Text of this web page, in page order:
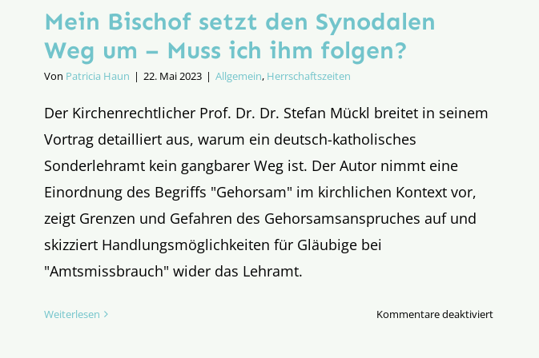
Mein Bischof setzt den Synodalen
Weg um – Muss ich ihm folgen?
Von Patricia Haun | 22. Mai 2023 | Allgemein, Herrschaftszeiten
Der Kirchenrechtlicher Prof. Dr. Dr. Stefan Mückl breitet in seinem
Vortrag detailliert aus, warum ein deutsch-katholisches
Sonderlehramt kein gangbarer Weg ist. Der Autor nimmt eine
Einordnung des Begriffs "Gehorsam" im kirchlichen Kontext vor,
zeigt Grenzen und Gefahren des Gehorsamsanspruches auf und
skizziert Handlungsmöglichkeiten für Gläubige bei
"Amtsmissbrauch" wider das Lehramt.
Weiterlesen Kommentare deaktiviertfür